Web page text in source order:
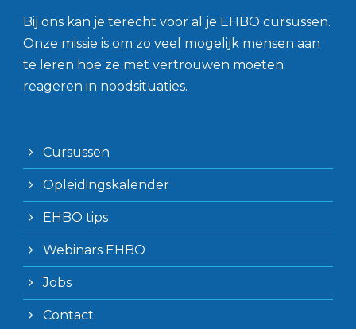
Bij ons kan je terecht voor al je EHBO cursussen.
Onze missie is om zo veel mogelijk mensen aan
te leren hoe ze met vertrouwen moeten
reageren in noodsituaties.
Cursussen
Opleidingskalender
EHBO tips
Webinars EHBO
Jobs
Contact